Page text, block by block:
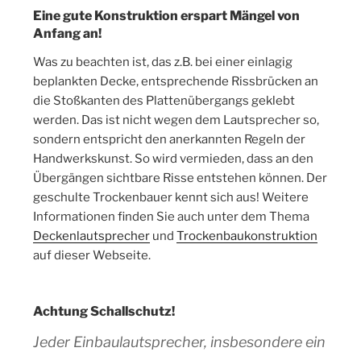
Eine gute Konstruktion erspart Mängel von
Anfang an!
Was zu beachten ist, das z.B. bei einer einlagig
beplankten Decke, entsprechende Rissbrücken an
die Stoßkanten des Plattenübergangs geklebt
werden. Das ist nicht wegen dem Lautsprecher so,
sondern entspricht den anerkannten Regeln der
Handwerkskunst. So wird vermieden, dass an den
Übergängen sichtbare Risse entstehen können. Der
geschulte Trockenbauer kennt sich aus! Weitere
Informationen finden Sie auch unter dem Thema
Deckenlautsprecher undTrockenbaukonstruktion
auf dieser Webseite.
Achtung Schallschutz!
Jeder Einbaulautsprecher, insbesondere ein